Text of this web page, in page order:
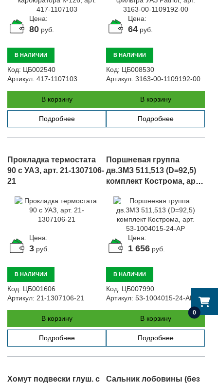
0
Цена:
80 руб.
В НАЛИЧИИ
Код: ЦБ002540
Артикул: 417-1107103
В корзину
Подробнее
Цена:
64 руб.
В НАЛИЧИИ
Код: ЦБ008530
Артикул: 3163-00-1109192-00
В корзину
Подробнее
Прокладка термостата
90 с УАЗ, арт. 21-1307106-
21
Цена:
3 руб.
В НАЛИЧИИ
Код: ЦБ001606
Артикул: 21-1307106-21
В корзину
Подробнее
Поршневая группа
дв.ЗМЗ 511,513 (D=92,5)
комплект Кострома, арт.
Цена:
1 656 руб.
В НАЛИЧИИ
Код: ЦБ007990
Артикул: 53-1004015-24-АР
В корзину
Подробнее
Хомут подвески глуш. с
Сальник лобовины (без